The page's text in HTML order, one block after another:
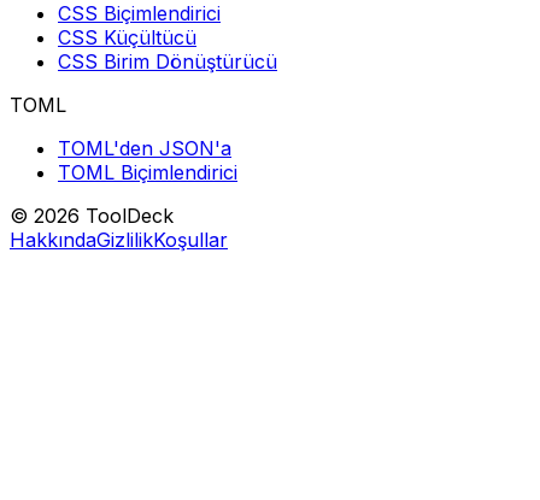
CSS Biçimlendirici
CSS Küçültücü
CSS Birim Dönüştürücü
TOML
TOML'den JSON'a
TOML Biçimlendirici
© 2026 ToolDeck
HakkındaGizlilikKoşullar